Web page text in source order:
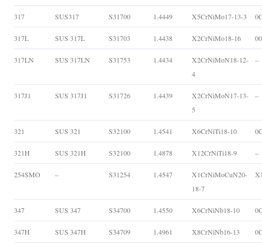
317 SUS317 S31700 1.4449 X5CrNiMo17-13-3
317L SUS 317L S31703 1.4438 X2CrNiMo18-16
317LN SUS 317LN S31753 1.4434
X2CrNiMoN18-12-
4
–
317J1 SUS 317J1 S31726 1.4439
X2CrNiMoN17-13-
5
–
321 SUS 321 S32100 1.4541 X6CrNiTi18-10
321H SUS 321H S32100 1.4878 X12CrNiTi18-9 –
254SMO – S31254 1.4547
X1CrNiMoCuN20-
18-7
347 SUS 347 S34700 1.4550 X6CrNiNb18-10
347H SUS 347H S34709 1.4961 X8CrNiNb16-13